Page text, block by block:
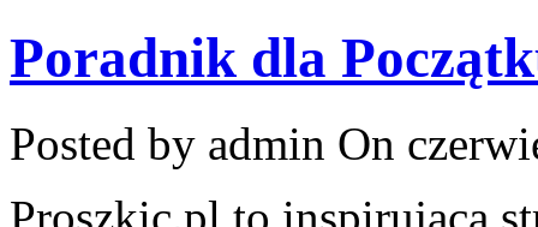
Poradnik dla
Posted by admin On
Proszkic.pl to inspirująca